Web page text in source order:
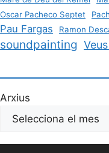
Oscar Pacheco Septet
Pau Fargas Ramon
soundpainting
Arxius